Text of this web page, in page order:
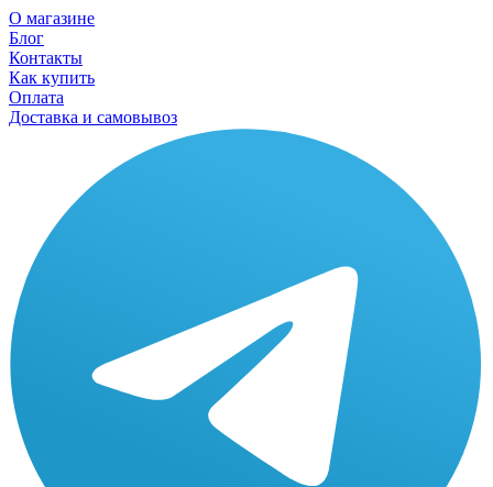
О магазине
Блог
Контакты
Как купить
Оплата
Доставка и самовывоз